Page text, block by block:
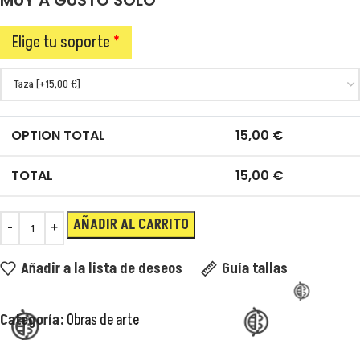
Elige tu soporte *
OPTION TOTAL 15,00 €
TOTAL 15,00 €
AÑADIR AL CARRITO
Añadir a la lista de deseos Guía tallas
Categoría: Obras de arte
😂
😂